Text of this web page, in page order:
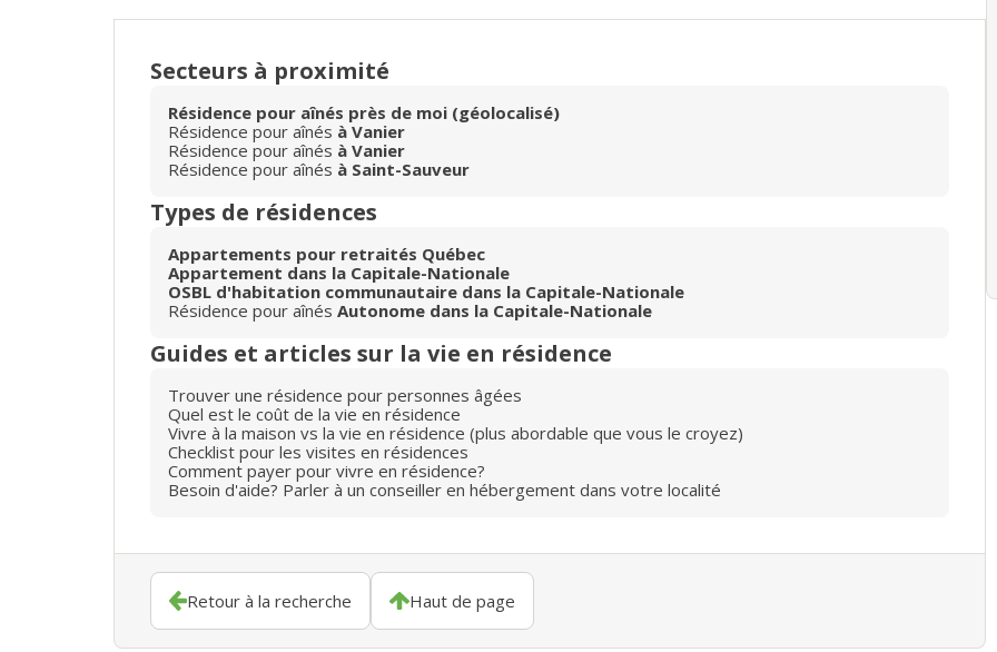
Secteurs à proximité
Résidence pour aînés près de moi (géolocalisé)
Résidence pour aînés à Vanier
Résidence pour aînés à Vanier
Résidence pour aînés à Saint-Sauveur
Types de résidences
Appartements pour retraités Québec
Appartement dans la Capitale-Nationale
OSBL d'habitation communautaire dans la Capitale-Nationale
Résidence pour aînés Autonome dans la Capitale-Nationale
Guides et articles sur la vie en résidence
Trouver une résidence pour personnes âgées
Quel est le coût de la vie en résidence
Vivre à la maison vs la vie en résidence (plus abordable que vous le croyez)
Checklist pour les visites en résidences
Comment payer pour vivre en résidence?
Besoin d'aide? Parler à un conseiller en hébergement dans votre localité
Retour à la recherche Haut de page